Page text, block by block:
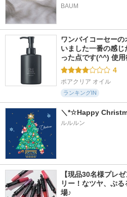
BAUM
ワンバイコーセー
いました一番の感
った点です(^^) 使
4
ポアクリア オイル
ランキングIN
＼*☆Happy
ルルルン
【現品30名様プレ
リー！なツヤ、ぷ
場♪